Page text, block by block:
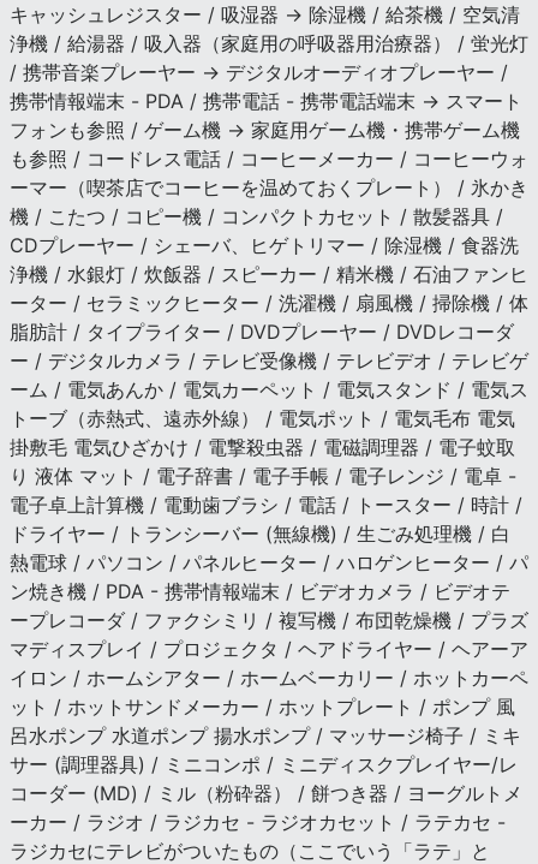
キャッシュレジスター / 吸湿器 → 除湿機 / 給茶機 / 空気清
浄機 / 給湯器 / 吸入器（家庭用の呼吸器用治療器） / 蛍光灯
/ 携帯音楽プレーヤー → デジタルオーディオプレーヤー /
携帯情報端末 - PDA / 携帯電話 - 携帯電話端末 → スマート
フォンも参照 / ゲーム機 → 家庭用ゲーム機・携帯ゲーム機
も参照 / コードレス電話 / コーヒーメーカー / コーヒーウォ
ーマー（喫茶店でコーヒーを温めておくプレート） / 氷かき
機 / こたつ / コピー機 / コンパクトカセット / 散髪器具 /
CDプレーヤー / シェーバ、ヒゲトリマー / 除湿機 / 食器洗
浄機 / 水銀灯 / 炊飯器 / スピーカー / 精米機 / 石油ファンヒ
ーター / セラミックヒーター / 洗濯機 / 扇風機 / 掃除機 / 体
脂肪計 / タイプライター / DVDプレーヤー / DVDレコーダ
ー / デジタルカメラ / テレビ受像機 / テレビデオ / テレビゲ
ーム / 電気あんか / 電気カーペット / 電気スタンド / 電気ス
トーブ（赤熱式、遠赤外線） / 電気ポット / 電気毛布 電気
掛敷毛 電気ひざかけ / 電撃殺虫器 / 電磁調理器 / 電子蚊取
り 液体 マット / 電子辞書 / 電子手帳 / 電子レンジ / 電卓 -
電子卓上計算機 / 電動歯ブラシ / 電話 / トースター / 時計 /
ドライヤー / トランシーバー (無線機) / 生ごみ処理機 / 白
熱電球 / パソコン / パネルヒーター / ハロゲンヒーター / パ
ン焼き機 / PDA - 携帯情報端末 / ビデオカメラ / ビデオテ
ープレコーダ / ファクシミリ / 複写機 / 布団乾燥機 / プラズ
マディスプレイ / プロジェクタ / ヘアドライヤー / ヘアーア
イロン / ホームシアター / ホームベーカリー / ホットカーペ
ット / ホットサンドメーカー / ホットプレート / ポンプ 風
呂水ポンプ 水道ポンプ 揚水ポンプ / マッサージ椅子 / ミキ
サー (調理器具) / ミニコンポ / ミニディスクプレイヤー/レ
コーダー (MD) / ミル（粉砕器） / 餅つき器 / ヨーグルトメ
ーカー / ラジオ / ラジカセ - ラジオカセット / ラテカセ -
ラジカセにテレビがついたもの（ここでいう「ラテ」と